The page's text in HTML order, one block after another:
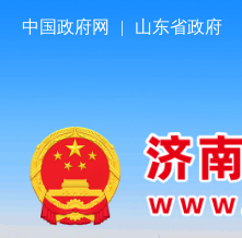
中国政府网 | 山东省政府